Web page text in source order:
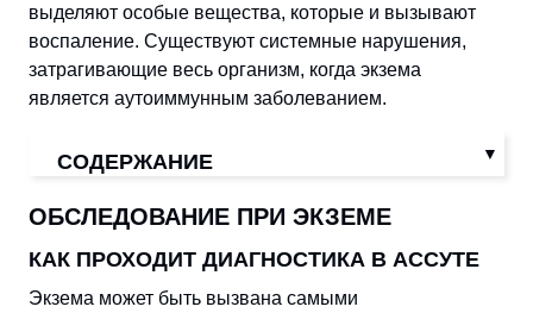
выделяют особые вещества, которые и вызывают
воспаление. Существуют системные нарушения,
затрагивающие весь организм, когда экзема
является аутоиммунным заболеванием.
СОДЕРЖАНИЕ
ОБСЛЕДОВАНИЕ ПРИ ЭКЗЕМЕ
КАК ПРОХОДИТ ДИАГНОСТИКА В АССУТЕ
Экзема может быть вызвана самыми